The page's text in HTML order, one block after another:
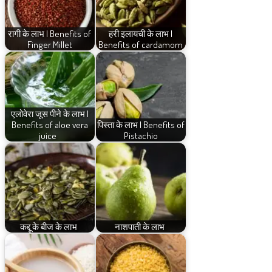
रागी के लाभ | Benefits of
Finger Millet
हरी इलायची के लाभ |
Benefits of cardamom
एलोवेरा जूस पीने के लाभ |
Benefits of aloe vera
juice
पिस्ता के लाभ | Benefits of
Pistachio
कद्दू के बीज के लाभ नाशपाती के लाभ